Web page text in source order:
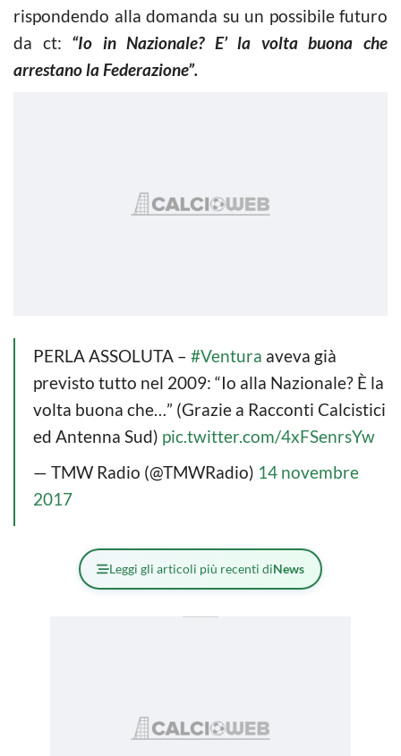
rispondendo alla domanda su un possibile futuro
da ct: “Io in Nazionale? E’ la volta buona che
arrestano la Federazione”.
PERLA ASSOLUTA – #Ventura aveva già
previsto tutto nel 2009: “Io alla Nazionale? È la
volta buona che…” (Grazie a Racconti Calcistici
ed Antenna Sud) pic.twitter.com/4xFSenrsYw
— TMW Radio (@TMWRadio) 14 novembre
2017
Leggi gli articoli più recenti diNews